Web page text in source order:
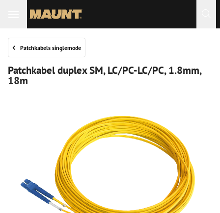
Patchkabels singlemode
Patchkabel duplex SM, LC/PC-LC/PC, 1.8mm,
18m